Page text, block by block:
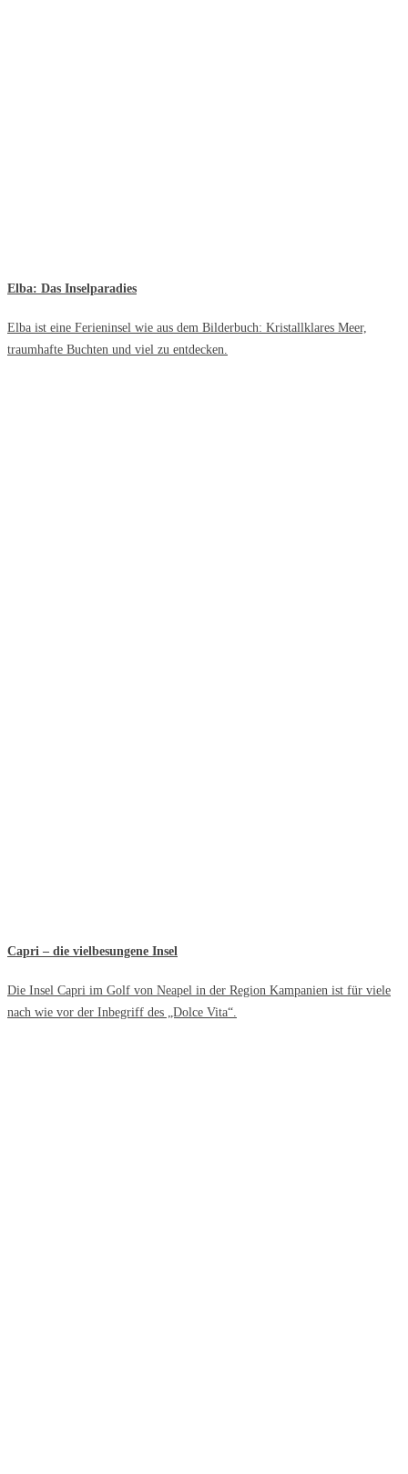
Elba: Das Inselparadies
Elba ist eine Ferieninsel wie aus dem Bilderbuch: Kristallklares Meer,
traumhafte Buchten und viel zu entdecken.
Capri – die vielbesungene Insel
Die Insel Capri im Golf von Neapel in der Region Kampanien ist für viele
nach wie vor der Inbegriff des „Dolce Vita“.